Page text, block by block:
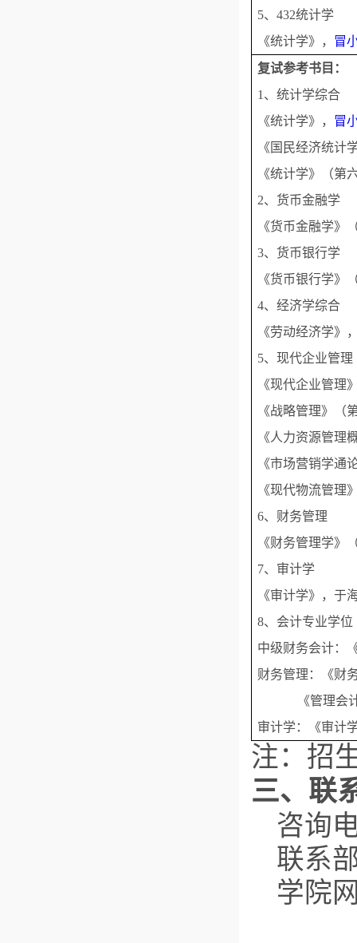
5、432统计学
《统计学》， 冒
复试参考书目：
1、统计学综合
《统计学》， 冒
《国民经济统计
《统计学》（第
2、货币金融学
《货币金融学》
3、货币银行学
《货币银行学》
4、经济学综合
《劳动经济学》
5、现代企业管理
《现代企业管理
《战略管理》（
《人力资源管理
《市场营销学通
《现代物流管理
6、财务管理
《财务管理学》
7、审计学
《审计学》，于
8、会计专业学
中级财务会计：
财务管理：《财
《管理会
审计学：《审计
注：招
三、联
咨询
联系
学院